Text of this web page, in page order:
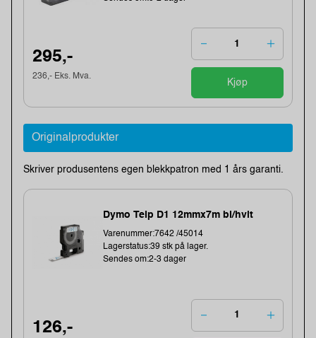
295,-
236,- Eks. Mva.
Kjøp
Originalprodukter
Skriver produsentens egen blekkpatron med 1 års garanti.
Dymo Teip D1 12mmx7m bl/hvit
Varenummer:7642 /45014
Lagerstatus:39 stk på lager.
Sendes om:2-3 dager
126,-